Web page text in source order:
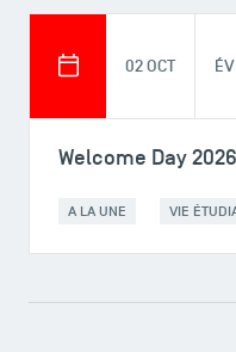
02 OCT
Welcome Day
A LA UNE VIE